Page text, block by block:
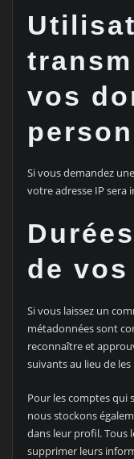
vos
Si vous demandez
votre adresse IP sera
de
Si vous laissez un
métadonnées sont
reconnaître et
suivants au lieu de
Pour les comptes qui
nous stockons
dans leur profil. Tous
supprimer leurs